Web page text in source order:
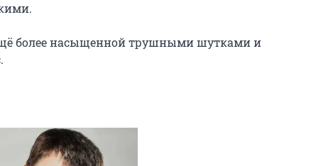
более насыщенной трушными шутками и